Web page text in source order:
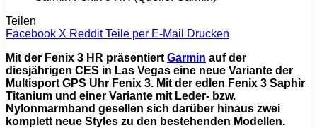
Teilen
Facebook X Reddit Teile per E-Mail
Drucken
Mit der Fenix 3 HR präsentiert Garmin auf der
diesjährigen CES in Las Vegas eine neue Variante der
Multisport GPS Uhr Fenix 3. Mit der edlen Fenix 3 Saphir
Titanium und einer Variante mit Leder- bzw.
Nylonmarmband gesellen sich darüber hinaus zwei
komplett neue Styles zu den bestehenden Modellen.